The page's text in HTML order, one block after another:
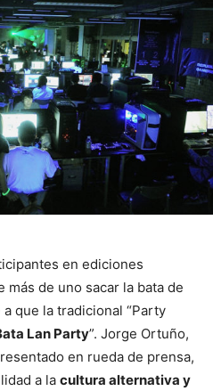
en ediciones
de uno sacar la bata de
que la tradicional “Party
Lan Party”. Jorge Ortuño,
en rueda de prensa,
a la cultura alternativa y